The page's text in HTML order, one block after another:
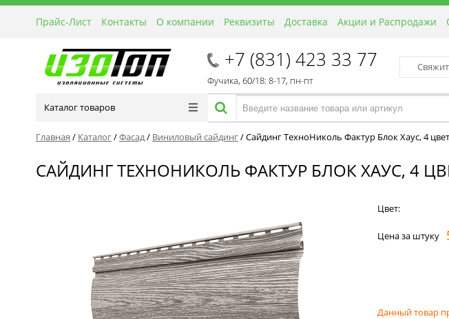
Прайс-Лист Контакты О компании Реквизиты Доставка Акции и Распродажи
+7 (831) 423 33 77
Фучика, 60/18: 8-17, пн-пт
Каталог товаров
Главная / Каталог/Фасад/ Виниловый сайдинг/Сайдинг ТехноНиколь Фактур Блок Хаус, 4
САЙДИНГ ТЕХНОНИКОЛЬ ФАКТУР БЛОК ХАУС, 4
Цвет:
Цена за штуку
Данный товар